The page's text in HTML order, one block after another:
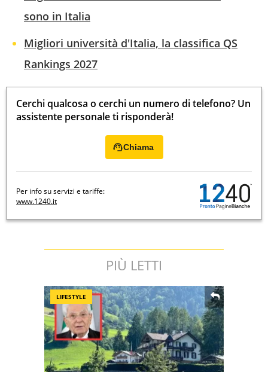
sono in Italia
Migliori università d'Italia, la classifica QS
Rankings 2027
Cerchi qualcosa o cerchi un numero di telefono? Un
assistente personale ti risponderà!
Chiama
Per info su servizi e tariffe:
www.1240.it
PIÙ LETTI
LIFESTYLE